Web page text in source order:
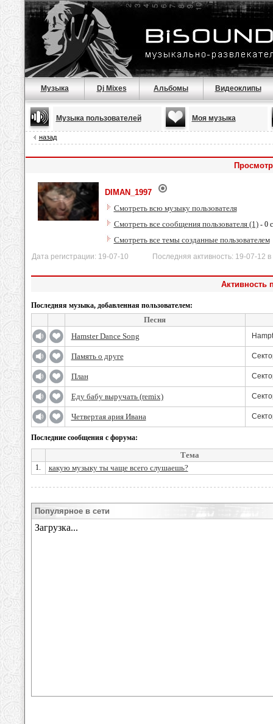
Музыка Dj Mixes Альбомы Видеоклипы
Музыка пользователей Моя музыка
назад
DIMAN_1997
Смотреть всю музыку пользователя
Смотреть все сообщения пользователя (1)- 0
Смотреть все темы созданные пользователем
Дата регистрации: 19-07-10 Последняя активность: 19-07-12 в
Активность
Последняя музыка, добавленная пользователем:
Песня
Hamster Dance Song
Память о друге
План
Еду бабу выручать (remix)
Четвертая ария Ивана
Последние сообщения с форума:
Тема
1. какую музыку ты чаще всего слушаешь?
Популярное в сети